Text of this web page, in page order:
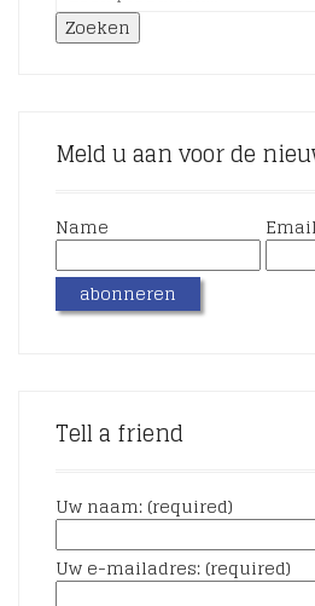
Zoeken
Meld u aan voor de
Name
Tell a friend
Uw naam: (required)
Uw e-mailadres: (required)